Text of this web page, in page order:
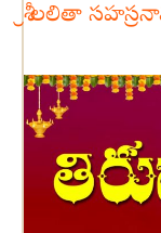
శ్రీ లలితా